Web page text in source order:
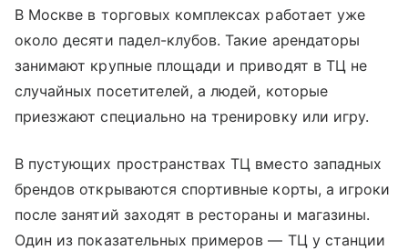
В Москве в торговых комплексах работает уже
около десяти падел-клубов. Такие арендаторы
занимают крупные площади и приводят в ТЦ не
случайных посетителей, а людей, которые
приезжают специально на тренировку или игру.
В пустующих пространствах ТЦ вместо западных
брендов открываются спортивные корты, а игроки
после занятий заходят в рестораны и магазины.
Один из показательных примеров — ТЦ у станции